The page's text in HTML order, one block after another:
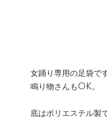
女踊り専用の足袋です
鳴り物さんもOK。
底はポリエステル製